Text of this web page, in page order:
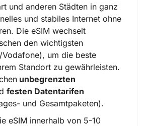
und anderen Städten in ganz
und stabiles Internet ohne
Die eSIM wechselt
den wichtigsten
Vodafone), um die beste
Standort zu gewährleisten.
unbegrenzten
festen Datentarifen
und Gesamtpaketen).
eSIM innerhalb von 5-10